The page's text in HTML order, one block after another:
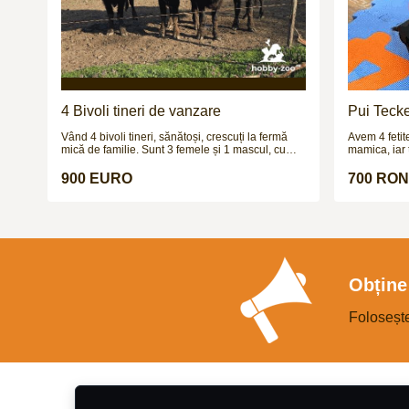
4 Bivoli tineri de vanzare
Vând 4 bivoli tineri, sănătoși, crescuți la fermă
mică de familie. Sunt 3 femele și 1 mascul, cu
la 250–300 kg (necântăriți). Animale bine
dezvoltate, crescute natural, obișnuite afară, fără
fără grabă. Se vând împreună sau separat. Mai
900 EURO
Pui
Avem 4 fetite
mamica, iar
urmeaza sa
700 RON